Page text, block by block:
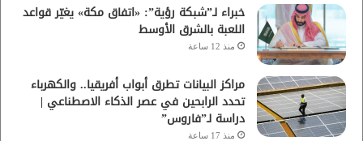
خبراء لـ”شبكة رؤية”: «اتفاق مكة» يغيّر قواعد
اللعبة بالشرق الأوسط
منذ 12 ساعة
مراكز البيانات تطرق أبواب أفريقيا.. والكهرباء
تحدد الرابحين في عصر الذكاء الاصطناعي |
دراسة لـ”فاروس”
منذ 17 ساعة